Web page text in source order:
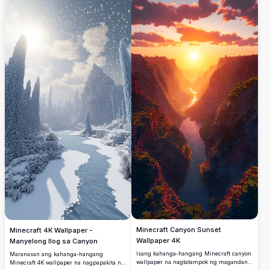
sa mga ulap. Mataas na resolusyong
render na may mga makatotohanang
shader na nagpapakita ng kahanga-
hangang blocky na terrain.
dramatikong pink-orange na kalangitan.
Isang kahanga-hangang high-resolution
na pixel-art na tanawin na perpekto para
sa mga wallpaper ng desktop at mobile.
Minecraft 4K Wallpaper -
Manyelong Ilog sa Canyon
Maranasan ang kahanga-hangang
Minecraft 4K wallpaper na nagpapakita ng
Minecraft Canyon Sunset
Wallpaper 4K
Isang kahanga-hangang Minecraft canyon
wallpaper na nagtatampok ng magandang